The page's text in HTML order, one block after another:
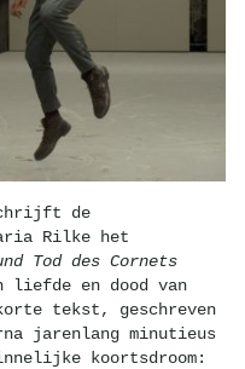
de
Rilke het
Tod des Cornets
en dood van
tekst, geschreven
jarenlang minutieus
koortsdroom: